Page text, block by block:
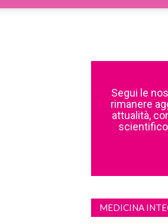
Segui le
rimanere
attualità,
MEDICINA